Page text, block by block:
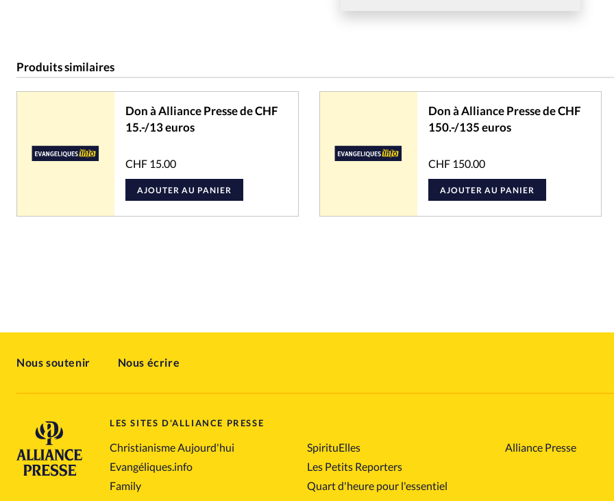
Produits similaires
Don à Alliance Presse de CHF
15.-/13 euros
CHF 15.00
AJOUTER AU PANIER
Don à Alliance Presse de CHF
150.-/135 euros
CHF 150.00
AJOUTER AU PANIER
Nous soutenir Nous écrire
LES SITES D'ALLIANCE PRESSE
Christianisme Aujourd'hui
Evangéliques.info
Family
SpirituElles
Les Petits Reporters
Quart d'heure pour l'essentiel
Alliance Presse